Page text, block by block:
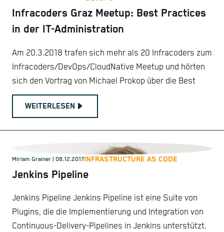
Infracoders Graz Meetup: Best Practices
in der IT-Administration
Am 20.3.2018 trafen sich mehr als 20 Infracoders zum
Infracoders/DevOps/CloudNative Meetup und hörten
sich den Vortrag von Michael Prokop über die Best
WEITERLESEN
Miriam Grainer | 08.12.2017INFRASTRUCTURE AS CODE
Jenkins Pipeline
Jenkins Pipeline Jenkins Pipeline ist eine Suite von
Plugins, die die Implementierung und Integration von
Continuous-Delivery-Pipelines in Jenkins unterstützt.